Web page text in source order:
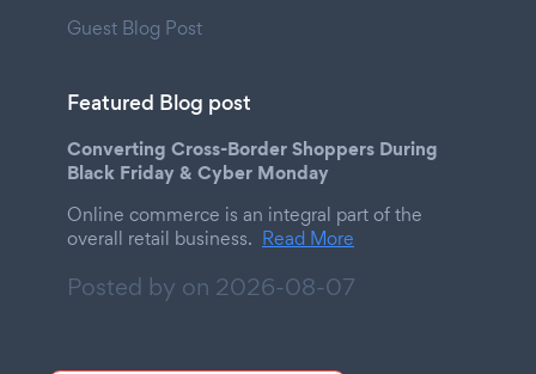
Guest Blog Post
Featured Blog post
Converting Cross-Border Shoppers During
Black Friday & Cyber Monday
Online commerce is an integral part of the
overall retail business. Read More
Posted by on 2026-08-07